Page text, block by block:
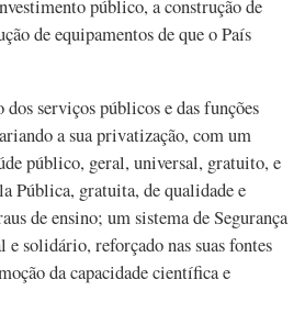
público, a construção de
de equipamentos de que o País
dos serviços públicos e das funções
a sua privatização, com um
público, geral, universal, gratuito, e
Pública, gratuita, de qualidade e
de ensino; um sistema de Segurança
solidário, reforçado nas suas fontes
da capacidade científica e